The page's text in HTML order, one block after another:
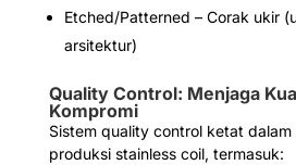
Etched/Patterned – Corak ukir
arsitektur)
Quality Control: Menjaga
Kompromi
Sistem quality control ketat
produksi stainless coil, termasuk: